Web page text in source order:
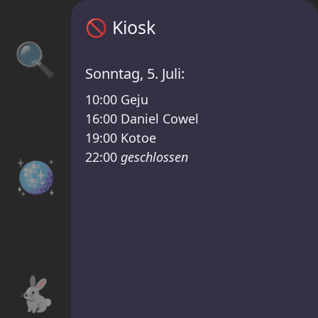
🔍
🪩
🐇
Kiosk Zeitplan – Mira presents: Zero /Kater
🚫 Kiosk
Sonntag, 5. Juli:
10:00 Geju
16:00 Daniel Cowel
19:00 Kotoe
22:00 geschlossen